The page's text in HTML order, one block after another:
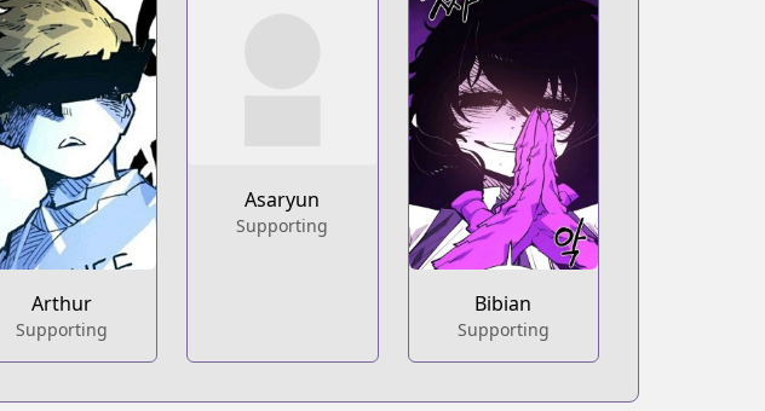
Arthur
Supporting
Asaryun
Supporting
Bibian
Supporting